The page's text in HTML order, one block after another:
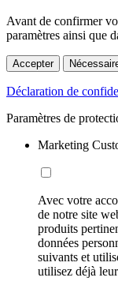
Avant de confirmer
paramètres ainsi que
Accepter
Déclaration de
Paramètres de
Marketing
Avec votre
de notre site
produits
données
suivants et
utilisez déjà